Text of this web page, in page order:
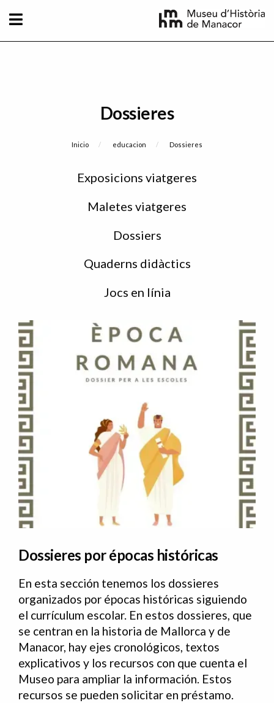
Dossieres
Sobrescribir enlaces de ayuda a la
Inicio educacion Current:
Dossieres
Exposicions viatgeres
Maletes viatgeres
Dossiers
Quaderns didàctics
Jocs en línia
Dossieres por épocas históricas
En esta sección tenemos los dossieres
organizados por épocas históricas siguiendo
el currículum escolar. En estos dossieres, que
se centran en la historia de Mallorca y de
Manacor, hay ejes cronológicos, textos
explicativos y los recursos con que cuenta el
Museo para ampliar la información. Estos
recursos se pueden solicitar en préstamo.